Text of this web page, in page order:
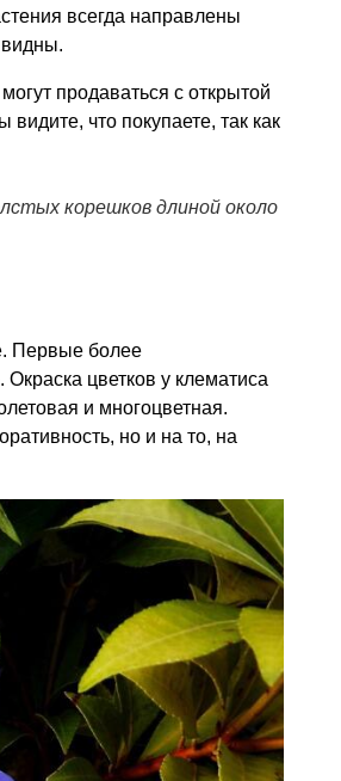
всегда направлены
видны.
продаваться с открытой
что покупаете, так как
корешков длиной около
Первые более
цветков у клематиса
и многоцветная.
но и на то, на